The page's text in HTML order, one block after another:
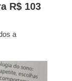
R$ 103
a